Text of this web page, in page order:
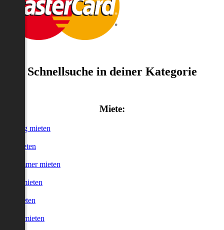
Schnellsuche in deiner Kategorie
Miete:
mieten
mieten
Zimmer mieten
mieten
mieten